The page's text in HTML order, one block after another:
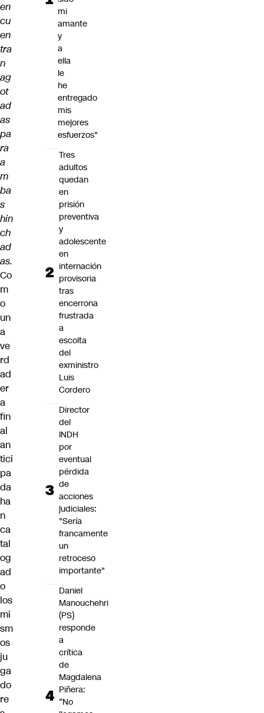
en
cu
en
tra
n
ag
ot
ad
as
pa
ra
a
m
ba
s
hin
ch
ad
as.
Co
m
o
un
a
ve
rd
ad
er
a
fin
al
an
tici
pa
da
ha
n
ca
tal
og
ad
o
los
mi
sm
os
ju
ga
do
re
mi
amante
y
a
ella
le
he
entregado
mis
mejores
esfuerzos"
Tres
adultos
quedan
en
prisión
preventiva
y
adolescente
en
internación
provisoria
tras
encerrona
frustrada
a
escolta
del
exministro
Luis
Cordero
Director
del
INDH
por
eventual
pérdida
de
acciones
judiciales:
"Sería
francamente
un
retroceso
importante"
Daniel
Manouchehri
(PS)
responde
a
crítica
de
Magdalena
Piñera:
“No